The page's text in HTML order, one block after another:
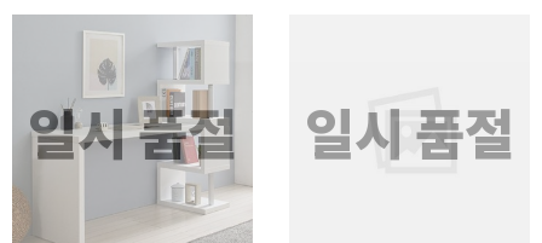
일시 품절 일시 품절